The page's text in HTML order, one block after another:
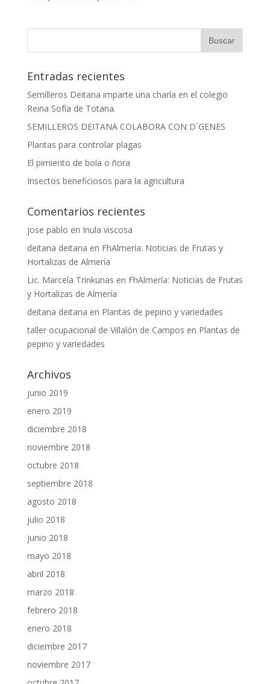
Entradas recientes
Semilleros Deitana imparte una charla en el colegio
Reina Sofía de Totana.
SEMILLEROS DEITANA COLABORA CON D´GENES
Plantas para controlar plagas
El pimiento de bola o ñora
Insectos beneficiosos para la agricultura
Comentarios recientes
jose pablo en Inula viscosa
deitana deitana en FhAlmería: Noticias de Frutas y
Hortalizas de Almería
Lic. Marcela Trinkunas en FhAlmería: Noticias de Frutas
y Hortalizas de Almería
deitana deitana en Plantas de pepino y variedades
taller ocupacional de Villalón de Campos en Plantas de
pepino y variedades
Archivos
junio 2019
enero 2019
diciembre 2018
noviembre 2018
octubre 2018
septiembre 2018
agosto 2018
julio 2018
junio 2018
mayo 2018
abril 2018
marzo 2018
febrero 2018
enero 2018
diciembre 2017
noviembre 2017